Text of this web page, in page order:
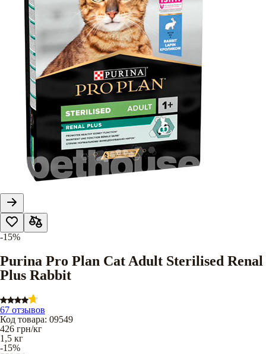
-15%
Purina Pro Plan Cat Adult Sterilised Renal
Plus Rabbit
67 отзывов
Код товара: 09549
426 грн/кг
1,5 кг
-15%